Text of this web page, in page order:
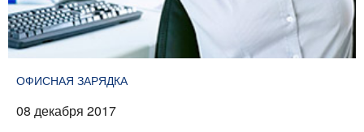
ОФИСНАЯ ЗАРЯДКА
08 декабря 2017